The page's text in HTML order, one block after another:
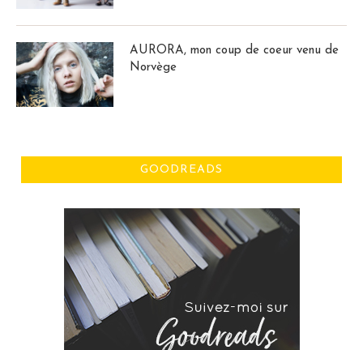
AURORA, mon coup de coeur venu de
Norvège
GOODREADS